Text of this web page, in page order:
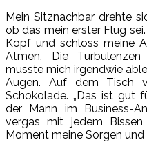
Mein Sitznachbar drehte
ob das mein erster Flug
Kopf und schloss meine
Atmen. Die
musste mich irgendwie
Augen. Auf dem Tisch
Schokolade. „Das ist gut
der Mann im Business-
vergas mit jedem
Moment meine Sorgen